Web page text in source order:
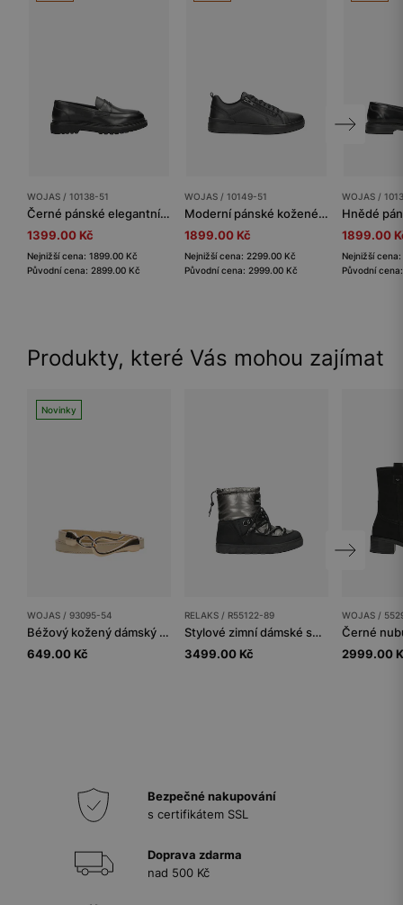
WOJAS / 10138-51
Černé pánské elegantní polobotky z hladké kůže
1399.00 Kč
Nejnižší cena: 1899.00 Kč
Původní cena: 2899.00 Kč
WOJAS / 10149-51
Moderní pánské kožené polobotky v černé barvě se zipem
1899.00 Kč
Nejnižší cena: 2299.00 Kč
Původní cena: 2999.00 Kč
WOJAS /
1899.00
Nejnižší
Původní
Produkty, které Vás mohou zajímat
Novinky
WOJAS / 93095-54
Béžový kožený dámský pásek se zlatou sponou
649.00 Kč
RELAKS / R55122-89
Stylové zimní dámské sněhule s oteplujícím vláknem
3499.00 Kč
WOJAS /
2999.00
Bezpečné nakupování
s certifikátem SSL
Doprava zdarma
nad 500 Kč